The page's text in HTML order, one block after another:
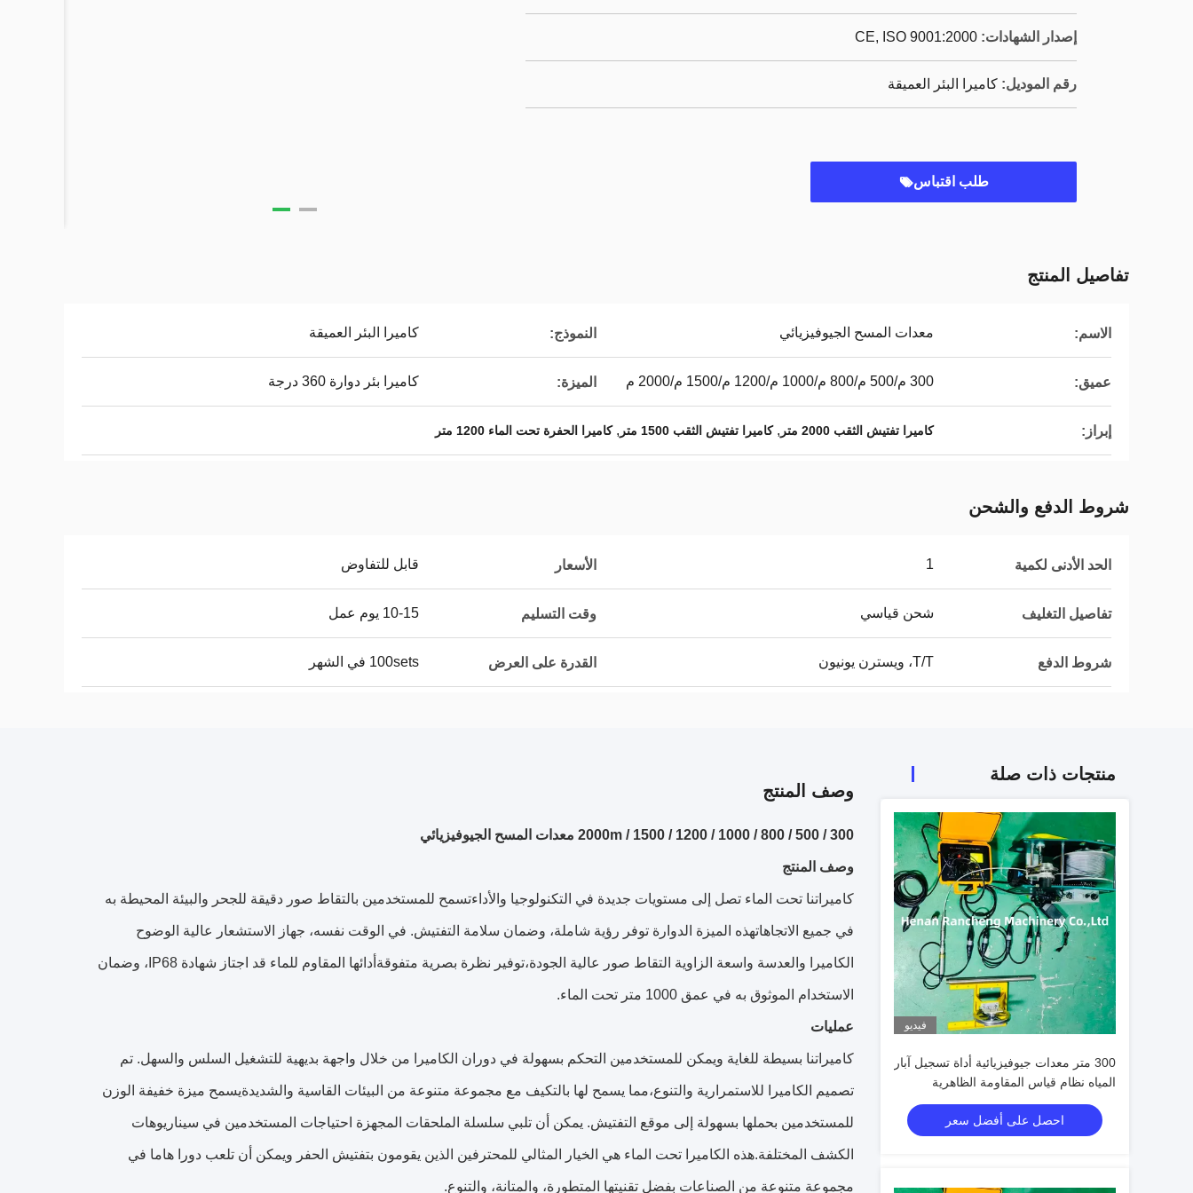
إصدار الشهادات: CE, ISO 9001:2000
رقم الموديل: كاميرا البئر العميقة
طلب اقتباس
تفاصيل المنتج
الاسم: معدات المسح الجيوفيزيائي النموذج: كاميرا البئر العميقة
عميق: 300 م/500 م/800 م/1000 م/1200 م/1500 م/2000 م الميزة: كاميرا بئر دوارة 360 درجة
إبراز: كاميرا تفتيش الثقب 2000 متر ,كاميرا تفتيش الثقب 1500 متر ,كاميرا الحفرة تحت الماء 1200 متر
شروط الدفع والشحن
الحد الأدنى لكمية 1 الأسعار قابل للتفاوض
تفاصيل التغليف شحن قياسي وقت التسليم 10-15 يوم عمل
شروط الدفع T/T، ويسترن يونيون القدرة على العرض 100sets في الشهر
منتجات ذات صلة
فيديو
300 متر معدات جيوفيزيائية أداة تسجيل آبار
المياه نظام قياس المقاومة الظاهرية
احصل على أفضل سعر
وصف المنتج
300 / 500 / 800 / 1000 / 1200 / 1500 / 2000m معدات المسح الجيوفيزيائي
وصف المنتج
كاميراتنا تحت الماء تصل إلى مستويات جديدة في التكنولوجيا والأداءتسمح للمستخدمين بالتقاط صور دقيقة للجحر والبيئة المحيطة به
في جميع الاتجاهاتهذه الميزة الدوارة توفر رؤية شاملة، وضمان سلامة التفتيش. في الوقت نفسه، جهاز الاستشعار عالية الوضوح
الكاميرا والعدسة واسعة الزاوية التقاط صور عالية الجودة،توفير نظرة بصرية متفوقةأدائها المقاوم للماء قد اجتاز شهادة IP68، وضمان
الاستخدام الموثوق به في عمق 1000 متر تحت الماء.
عمليات
كاميراتنا بسيطة للغاية ويمكن للمستخدمين التحكم بسهولة في دوران الكاميرا من خلال واجهة بديهية للتشغيل السلس والسهل. تم
تصميم الكاميرا للاستمرارية والتنوع،مما يسمح لها بالتكيف مع مجموعة متنوعة من البيئات القاسية والشديدةيسمح ميزة خفيفة الوزن
للمستخدمين بحملها بسهولة إلى موقع التفتيش. يمكن أن تلبي سلسلة الملحقات المجهزة احتياجات المستخدمين في سيناريوهات
الكشف المختلفة.هذه الكاميرا تحت الماء هي الخيار المثالي للمحترفين الذين يقومون بتفتيش الحفر ويمكن أن تلعب دورا هاما في
مجموعة متنوعة من الصناعات بفضل تقنيتها المتطورة، والمتانة، والتنوع.